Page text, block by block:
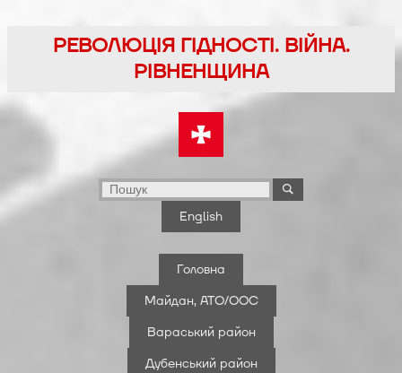
РЕВОЛЮЦІЯ ГІДНОСТІ. ВІЙНА.
РІВНЕНЩИНА
English
Головна
Майдан, АТО/ООС
Вараський район
Дубенський район